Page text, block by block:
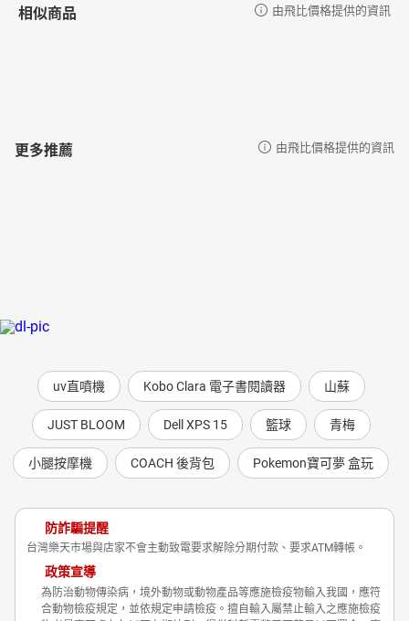
相似商品 由飛比價格提供的資訊
更多推薦 由飛比價格提供的資訊
uv直噴機 Kobo Clara 電子書閱讀器 山蘇
JUST BLOOM Dell XPS 15 籃球 青梅
小腿按摩機 COACH 後背包 Pokemon寶可夢 盒玩
防詐騙提醒
台灣樂天市場與店家不會主動致電要求解除分期付款、要求ATM轉帳。
政策宣導
為防治動物傳染病，境外動物或動物產品等應施檢疫物輸入我國，應符
合動物檢疫規定，並依規定申請檢疫。擅自輸入屬禁止輸入之應施檢疫